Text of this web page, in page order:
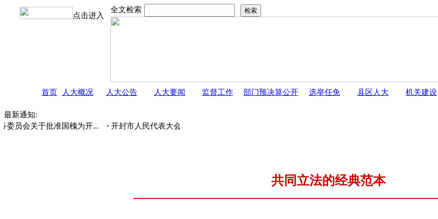
点击进入
全文检索
首页 人大概况 人大公告 人大要闻 监督工作 部门预决算公开 选举任免 县区人大 机关建设
最新通知:
员会关于批准国槐为开...
开封市人民代表大会常务委员会 公告
共同立法的经典范本